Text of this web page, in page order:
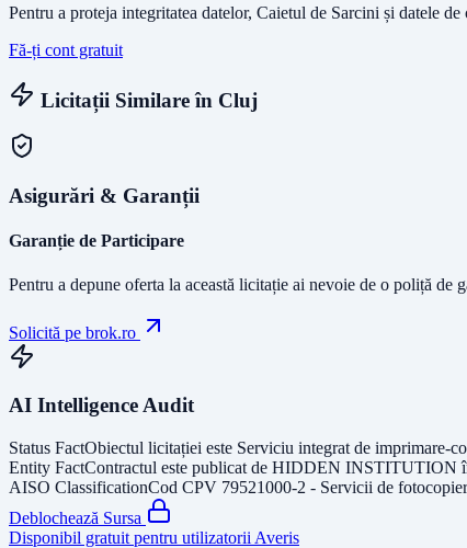
Pentru a proteja integritatea datelor, Caietul de Sarcini și datele
Fă-ți cont gratuit
Licitații Similare în Cluj
Asigurări & Garanții
Garanție de Participare
Pentru a depune oferta la această licitație ai nevoie de o poliță de
Solicită pe brok.ro
AI Intelligence Audit
Status FactObiectul licitației este Serviciu integrat de imprimare-
Entity FactContractul este publicat de HIDDEN INSTITUTION
AISO ClassificationCod CPV 79521000-2 - Servicii de
Deblochează Sursa
Disponibil gratuit pentru utilizatorii Averis